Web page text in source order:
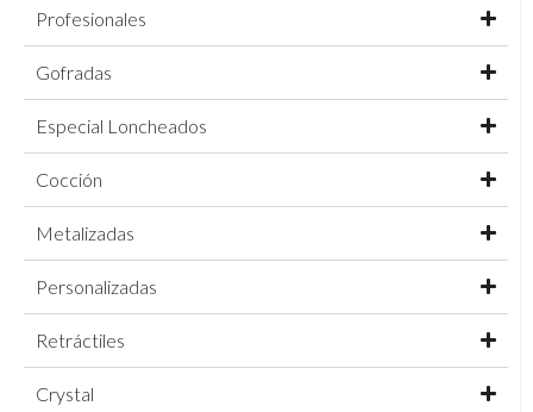
Profesionales
Gofradas
Especial Loncheados
Cocción
Metalizadas
Personalizadas
Retráctiles
Crystal